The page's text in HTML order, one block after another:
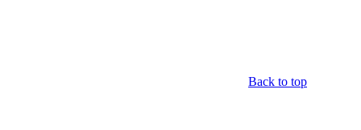
Back to top